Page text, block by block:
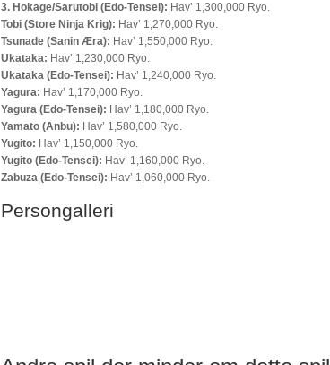
3. Hokage/Sarutobi (Edo-Tensei): Hav’ 1,300,000 Ryo.
Tobi (Store Ninja Krig): Hav’ 1,270,000 Ryo.
Tsunade (Sanin Æra): Hav’ 1,550,000 Ryo.
Ukataka: Hav’ 1,230,000 Ryo.
Ukataka (Edo-Tensei): Hav’ 1,240,000 Ryo.
Yagura: Hav’ 1,170,000 Ryo.
Yagura (Edo-Tensei): Hav’ 1,180,000 Ryo.
Yamato (Anbu): Hav’ 1,580,000 Ryo.
Yugito: Hav’ 1,150,000 Ryo.
Yugito (Edo-Tensei): Hav’ 1,160,000 Ryo.
Zabuza (Edo-Tensei): Hav’ 1,060,000 Ryo.
Persongalleri